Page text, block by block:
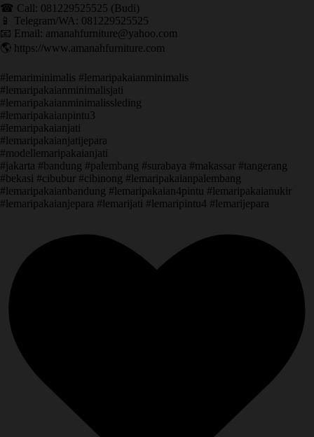
☎ Call: 081229525525 (Budi)
📱 Telegram/WA: 081229525525
📧 Email: amanahfurniture@yahoo.com
🌎 https://www.amanahfurniture.com
#lemariminimalis #lemaripakaianminimalis
#lemaripakaianminimalisjati
#lemaripakaianminimalissleding
#lemaripakaianpintu3
#lemaripakaianjati
#lemaripakaianjatijepara
#modellemaripakaianjati
#jakarta #bandung #palembang #surabaya #makassar #tangerang
#bekasi #cibubur #cibinong #lemaripakaianpalembang
#lemaripakaianbandung #lemaripakaian4pintu #lemaripakaianukir
#lemaripakaianjepara #lemarijati #lemaripintu4 #lemarijepara